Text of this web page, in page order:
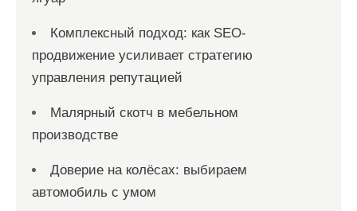
Комплексный подход: как SEO-
продвижение усиливает стратегию
управления репутацией
Малярный скотч в мебельном
производстве
Доверие на колёсах: выбираем
автомобиль с умом